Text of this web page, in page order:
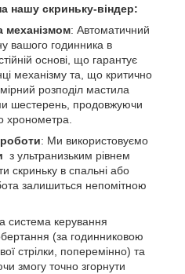
нашу скриньку-віндер:
механізмом: Автоматичний
вашого годинника в
основі, що гарантує
механізму та, що критично
розподіл мастила
шестерень, продовжуючи
хронометра.
: Ми використовуємо
з ультранизьким рівнем
скриньку в спальні або
залишиться непомітною
система керування
(за годинниковою
стрілки, поперемінно) та
змогу точно згорнути